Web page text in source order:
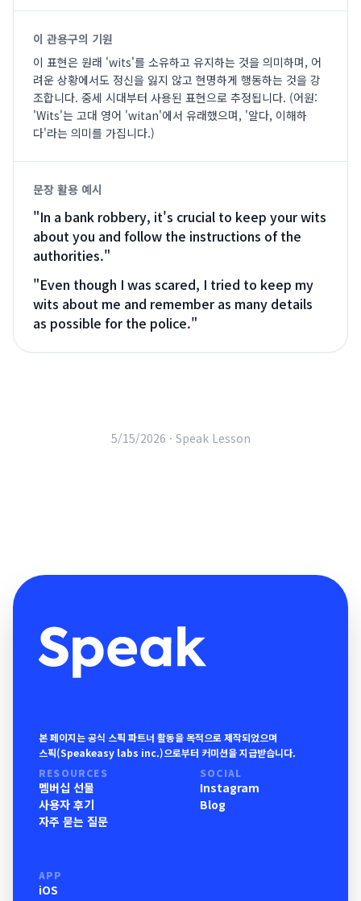
이 관용구의 기원
이 표현은 원래 'wits'를 소유하고 유지하는 것을 의미하며, 어
려운 상황에서도 정신을 잃지 않고 현명하게 행동하는 것을 강
조합니다. 중세 시대부터 사용된 표현으로 추정됩니다. (어원:
'Wits'는 고대 영어 'witan'에서 유래했으며, '알다, 이해하
다'라는 의미를 가집니다.)
문장 활용 예시
"In a bank robbery, it's crucial to keep your wits
about you and follow the instructions of the
authorities."
"Even though I was scared, I tried to keep my
wits about me and remember as many details
as possible for the police."
5/15/2026 · Speak Lesson
본 페이지는 공식 스픽 파트너 활동을 목적으로 제작되었으며
스픽(Speakeasy labs inc.)으로부터 커미션을 지급받습니다.
RESOURCES
멤버십 선물
사용자 후기
자주 묻는 질문
SOCIAL
Instagram
Blog
APP
iOS